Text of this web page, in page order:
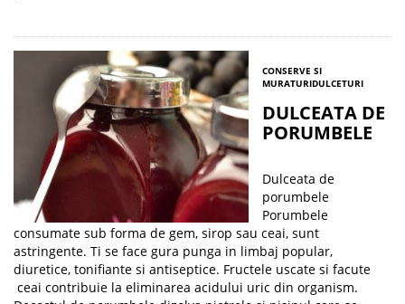
CONSERVE SI
MURATURIDULCETURI
DULCEATA DE
PORUMBELE
Dulceata de
porumbele
Porumbele
consumate sub forma de gem, sirop sau ceai, sunt
astringente. Ti se face gura punga in limbaj popular,
diuretice, tonifiante si antiseptice. Fructele uscate si facute
ceai contribuie la eliminarea acidului uric din organism.